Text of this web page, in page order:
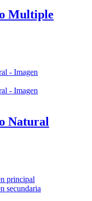
Multiple
Natural